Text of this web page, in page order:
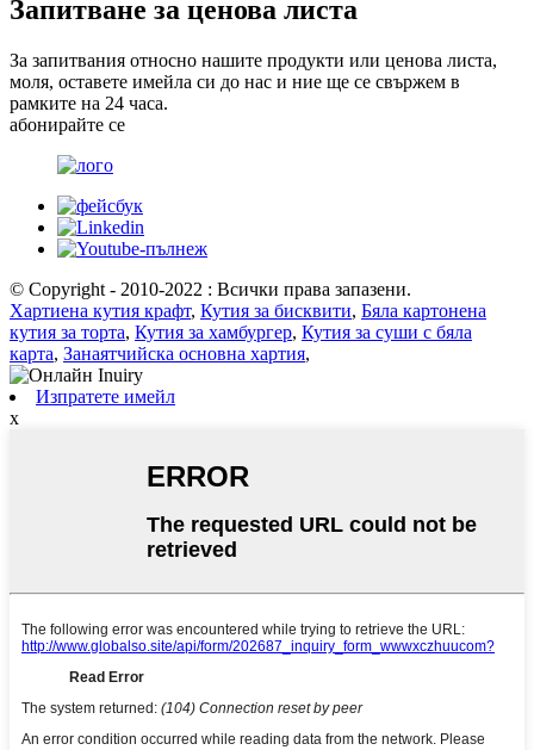
Запитване за ценова листа
За запитвания относно нашите продукти или ценова листа,
моля, оставете имейла си до нас и ние ще се свържем в
рамките на 24 часа.
абонирайте се
© Copyright - 2010-2022 : Всички права запазени.
Хартиена кутия крафт, Кутия за бисквити, Бяла картонена
кутия за торта, Кутия за хамбургер, Кутия за суши с бяла
карта, Занаятчийска основна хартия,
Изпратете имейл
x